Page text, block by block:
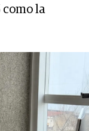
como la